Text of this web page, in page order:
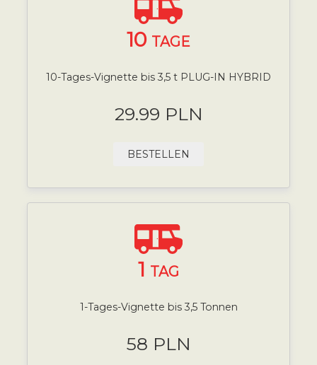
10 TAGE
10-Tages-Vignette bis 3,5 t PLUG-IN HYBRID
29.99 PLN
BESTELLEN
1 TAG
1-Tages-Vignette bis 3,5 Tonnen
58 PLN